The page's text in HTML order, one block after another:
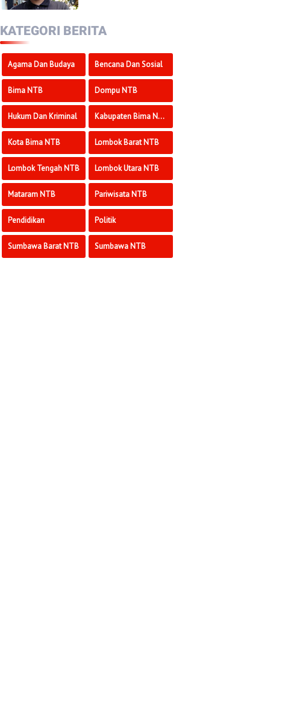
KATEGORI BERITA
Agama Dan Budaya Bencana Dan Sosial
Bima NTB Dompu NTB
Hukum Dan Kriminal Kabupaten Bima NTB
Kota Bima NTB Lombok Barat NTB
Lombok Tengah NTB Lombok Utara NTB
Mataram NTB Pariwisata NTB
Pendidikan Politik
Sumbawa Barat NTB Sumbawa NTB